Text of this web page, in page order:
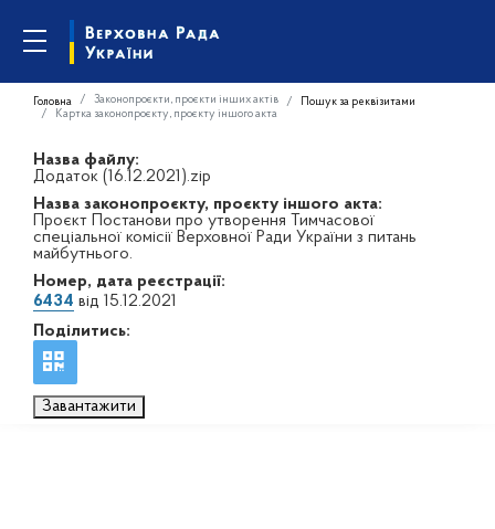
Головна Законопроєкти, проєкти інших актів
Пошук за реквізитами
Картка законопроєкту, проєкту іншого акта
Назва файлу:
Додаток (16.12.2021).zip
Назва законопроєкту, проєкту іншого акта:
Проєкт Постанови про утворення Тимчасової
спеціальної комісії Верховної Ради України з питань
майбутнього.
Номер, дата реєстрації:
6434 від 15.12.2021
Поділитись:
Завантажити